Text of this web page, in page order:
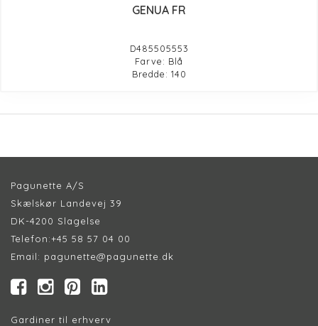
GENUA FR
D485505553
Farve: Blå
Bredde: 140
Pagunette A/S
Skælskør Landevej 39
DK-4200 Slagelse
Telefon:+45 58 57 04 00
Email: pagunette@pagunette.dk
Gardiner til erhverv